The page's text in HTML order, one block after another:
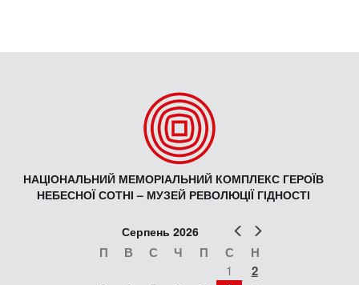
НАЦІОНАЛЬНИЙ МЕМОРІАЛЬНИЙ КОМПЛЕКС ГЕРОЇВ
НЕБЕСНОЇ СОТНІ – МУЗЕЙ РЕВОЛЮЦІЇ ГІДНОСТІ
Попер
Серпень 2026
П В С Ч П С Н
1 2